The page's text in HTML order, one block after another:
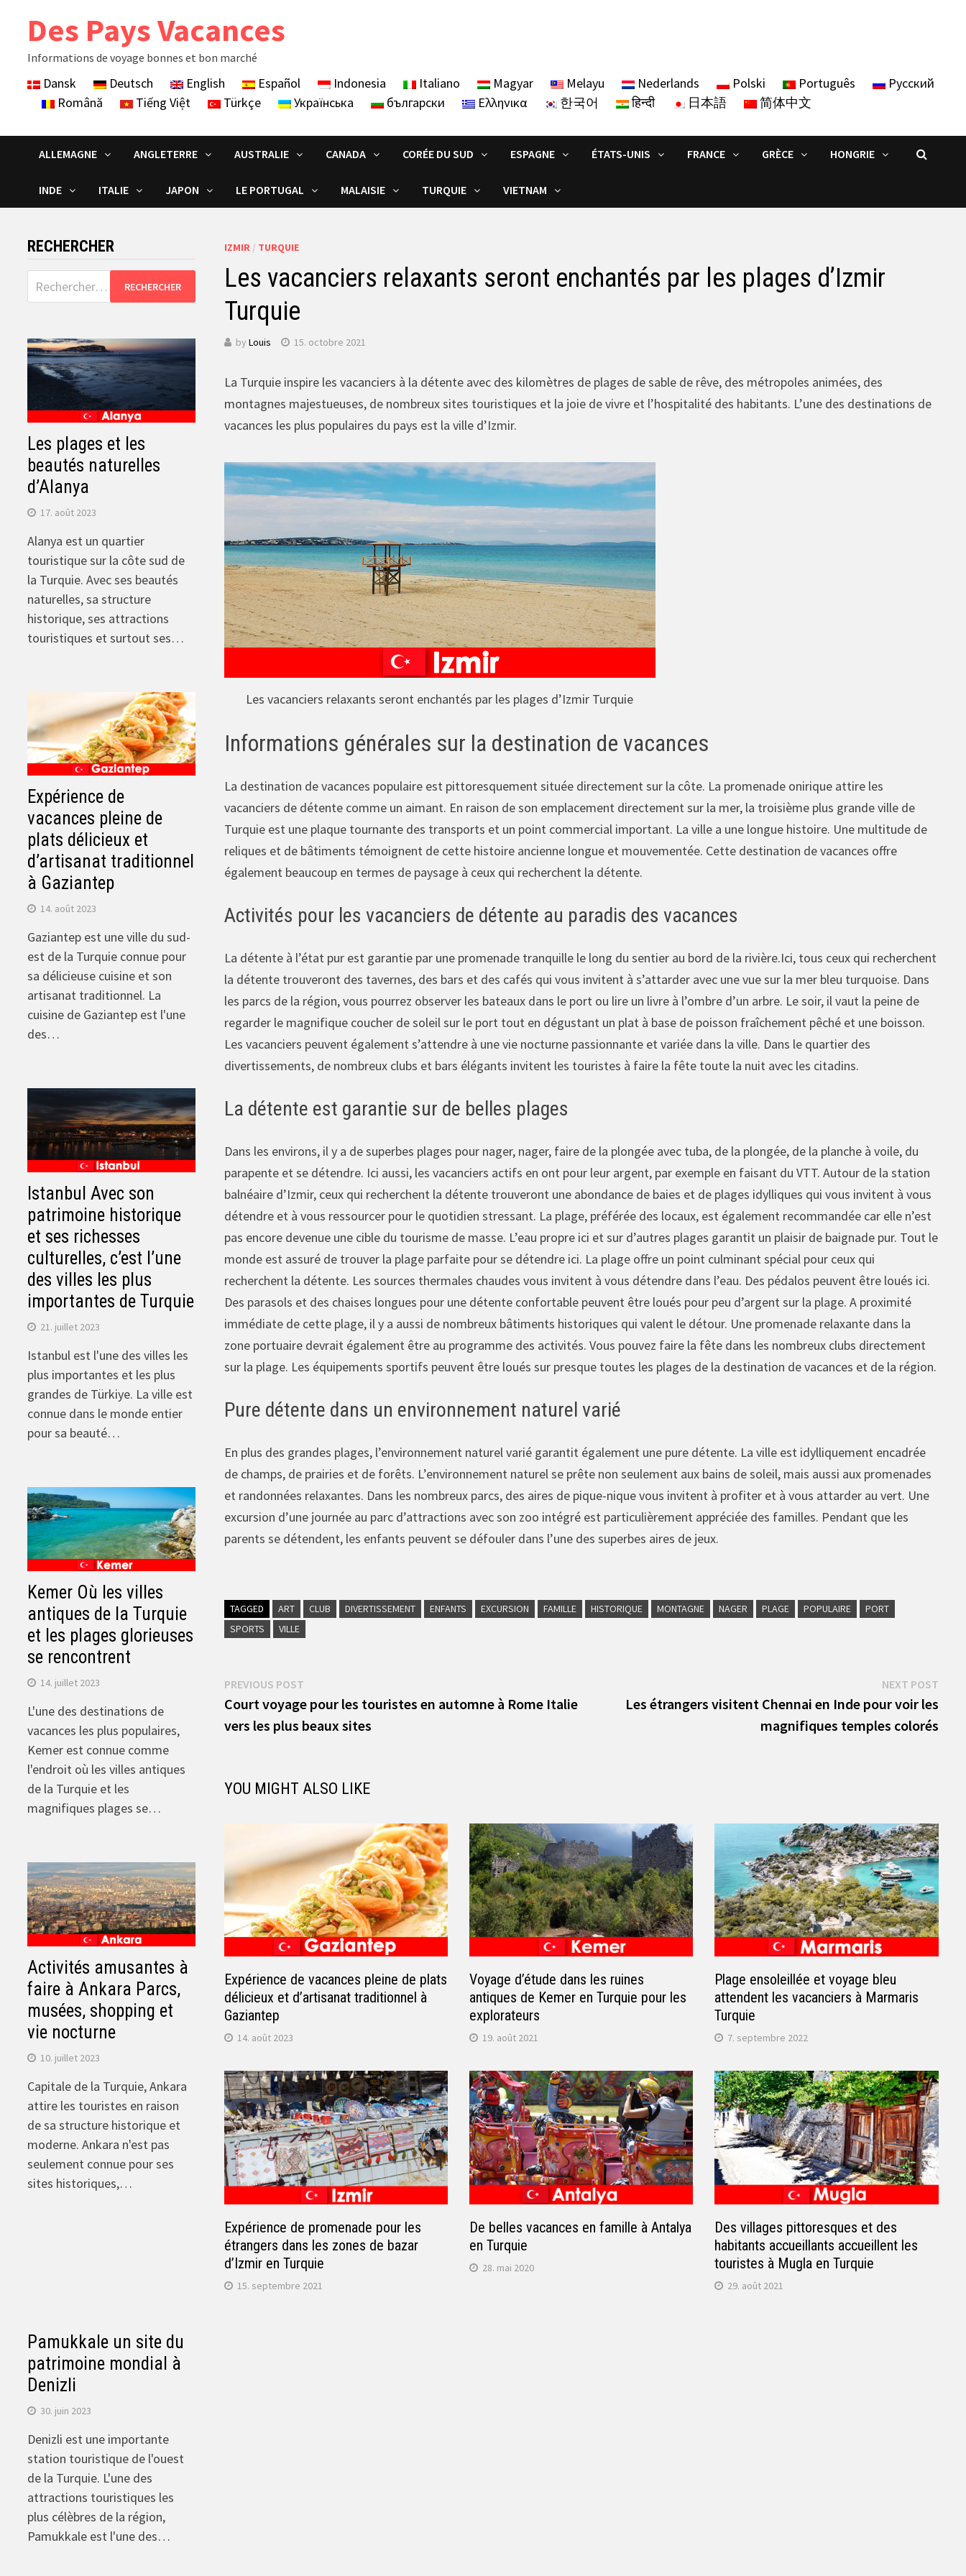
Des Pays Vacances
Informations de voyage bonnes et bon marché
Dansk Deutsch English Español Indonesia Italiano Magyar Melayu Nederlands Polski Português
Русский
Română
Tiếng Việt Türkçe Українська български Ελληνικα 한국어 हिन्दी 日本語 简体中文
ALLEMAGNE ANGLETERRE AUSTRALIE CANADA CORÉE DU SUD ESPAGNE ÉTATS-UNIS FRANCE GRÈCE HONGRIE
INDE ITALIE JAPON LE PORTUGAL MALAISIE TURQUIE VIETNAM
IZMIR/ TURQUIE
Les vacanciers relaxants seront enchantés par les plages d’Izmir
Turquie
by Louis 15. octobre 2021
La Turquie inspire les vacanciers à la détente avec des kilomètres de plages de sable de rêve, des métropoles animées, des
montagnes majestueuses, de nombreux sites touristiques et la joie de vivre et l’hospitalité des habitants. L’une des destinations de
vacances les plus populaires du pays est la ville d’Izmir.
Les vacanciers relaxants seront enchantés par les plages d’Izmir Turquie
Informations générales sur la destination de vacances
La destination de vacances populaire est pittoresquement située directement sur la côte. La promenade onirique attire les
vacanciers de détente comme un aimant. En raison de son emplacement directement sur la mer, la troisième plus grande ville de
Turquie est une plaque tournante des transports et un point commercial important. La ville a une longue histoire. Une multitude de
reliques et de bâtiments témoignent de cette histoire ancienne longue et mouvementée. Cette destination de vacances offre
également beaucoup en termes de paysage à ceux qui recherchent la détente.
Activités pour les vacanciers de détente au paradis des vacances
La détente à l’état pur est garantie par une promenade tranquille le long du sentier au bord de la rivière.Ici, tous ceux qui recherchent
la détente trouveront des tavernes, des bars et des cafés qui vous invitent à s’attarder avec une vue sur la mer bleu turquoise. Dans
les parcs de la région, vous pourrez observer les bateaux dans le port ou lire un livre à l’ombre d’un arbre. Le soir, il vaut la peine de
regarder le magnifique coucher de soleil sur le port tout en dégustant un plat à base de poisson fraîchement pêché et une boisson.
Les vacanciers peuvent également s’attendre à une vie nocturne passionnante et variée dans la ville. Dans le quartier des
divertissements, de nombreux clubs et bars élégants invitent les touristes à faire la fête toute la nuit avec les citadins.
La détente est garantie sur de belles plages
Dans les environs, il y a de superbes plages pour nager, nager, faire de la plongée avec tuba, de la plongée, de la planche à voile, du
parapente et se détendre. Ici aussi, les vacanciers actifs en ont pour leur argent, par exemple en faisant du VTT. Autour de la station
balnéaire d’Izmir, ceux qui recherchent la détente trouveront une abondance de baies et de plages idylliques qui vous invitent à vous
détendre et à vous ressourcer pour le quotidien stressant. La plage, préférée des locaux, est également recommandée car elle n’est
pas encore devenue une cible du tourisme de masse. L’eau propre ici et sur d’autres plages garantit un plaisir de baignade pur. Tout le
monde est assuré de trouver la plage parfaite pour se détendre ici. La plage offre un point culminant spécial pour ceux qui
recherchent la détente. Les sources thermales chaudes vous invitent à vous détendre dans l’eau. Des pédalos peuvent être loués ici.
Des parasols et des chaises longues pour une détente confortable peuvent être loués pour peu d’argent sur la plage. A proximité
immédiate de cette plage, il y a aussi de nombreux bâtiments historiques qui valent le détour. Une promenade relaxante dans la
zone portuaire devrait également être au programme des activités. Vous pouvez faire la fête dans les nombreux clubs directement
sur la plage. Les équipements sportifs peuvent être loués sur presque toutes les plages de la destination de vacances et de la région.
Pure détente dans un environnement naturel varié
En plus des grandes plages, l’environnement naturel varié garantit également une pure détente. La ville est idylliquement encadrée
de champs, de prairies et de forêts. L’environnement naturel se prête non seulement aux bains de soleil, mais aussi aux promenades
et randonnées relaxantes. Dans les nombreux parcs, des aires de pique-nique vous invitent à profiter et à vous attarder au vert. Une
excursion d’une journée au parc d’attractions avec son zoo intégré est particulièrement appréciée des familles. Pendant que les
parents se détendent, les enfants peuvent se défouler dans l’une des superbes aires de jeux.
TAGGED ART CLUB DIVERTISSEMENT ENFANTS EXCURSION FAMILLE HISTORIQUE MONTAGNE NAGER PLAGE POPULAIRE
PORT
SPORTS
VILLE
Navigation
de
l’article
PREVIOUS POSTPrevious
post:
Court voyage pour les touristes en automne à Rome Italie
vers les plus beaux sites
NEXT POSTNext
post:
Les étrangers visitent Chennai en Inde pour voir les
magnifiques temples colorés
YOU MIGHT ALSO LIKE
Expérience de vacances pleine de plats
délicieux et d’artisanat traditionnel à
Gaziantep
14. août 2023
Voyage d’étude dans les ruines
antiques de Kemer en Turquie pour les
explorateurs
19. août 2021
Plage ensoleillée et voyage bleu
attendent les vacanciers à Marmaris
Turquie
7. septembre 2022
Expérience de promenade pour les
étrangers dans les zones de bazar
d’Izmir en Turquie
15. septembre 2021
De belles vacances en famille à Antalya
en Turquie
28. mai 2020
Des villages pittoresques et des
habitants accueillants accueillent les
touristes à Mugla en Turquie
29. août 2021
RECHERCHER
Rechercher :
Les plages et les
beautés naturelles
d’Alanya
17. août 2023
Alanya est un quartier
touristique sur la côte sud de
la Turquie. Avec ses beautés
naturelles, sa structure
historique, ses attractions
touristiques et surtout ses…
Expérience de
vacances pleine de
plats délicieux et
d’artisanat traditionnel
à Gaziantep
14. août 2023
Gaziantep est une ville du sud-
est de la Turquie connue pour
sa délicieuse cuisine et son
artisanat traditionnel. La
cuisine de Gaziantep est l'une
des…
Istanbul Avec son
patrimoine historique
et ses richesses
culturelles, c’est l’une
des villes les plus
importantes de Turquie
21. juillet 2023
Istanbul est l'une des villes les
plus importantes et les plus
grandes de Türkiye. La ville est
connue dans le monde entier
pour sa beauté…
Kemer Où les villes
antiques de la Turquie
et les plages glorieuses
se rencontrent
14. juillet 2023
L'une des destinations de
vacances les plus populaires,
Kemer est connue comme
l'endroit où les villes antiques
de la Turquie et les
magnifiques plages se…
Activités amusantes à
faire à Ankara Parcs,
musées, shopping et
vie nocturne
10. juillet 2023
Capitale de la Turquie, Ankara
attire les touristes en raison
de sa structure historique et
moderne. Ankara n'est pas
seulement connue pour ses
sites historiques,…
Pamukkale un site du
patrimoine mondial à
Denizli
30. juin 2023
Denizli est une importante
station touristique de l'ouest
de la Turquie. L'une des
attractions touristiques les
plus célèbres de la région,
Pamukkale est l'une des…